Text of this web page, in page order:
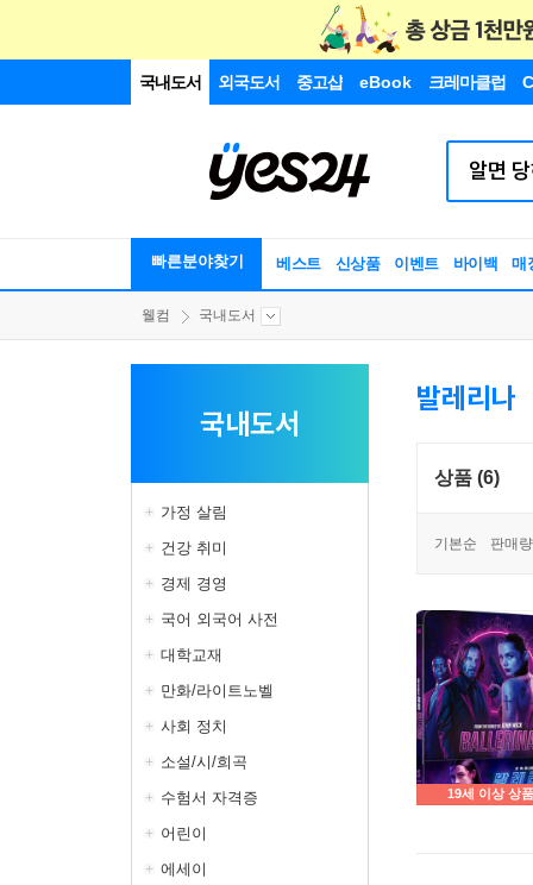
국내도서 외국도서 중고샵 eBook 크레마클럽
빠른분야찾기 베스트 신상품 이벤트 바이백 매
웰컴 국내도서
국내도서
가정 살림
건강 취미
경제 경영
국어 외국어 사전
대학교재
만화/라이트노벨
사회 정치
소설/시/희곡
수험서 자격증
어린이
에세이
발레리나
상품 (6)
기본순 판매
19세 이상 상품